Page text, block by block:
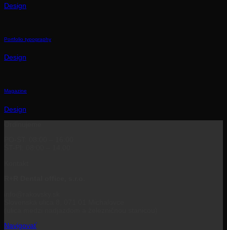
Design
Portfolio typography
Design
Magazine
Design
Navigovať